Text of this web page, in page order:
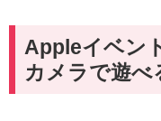
Appleイベン
カメラで遊